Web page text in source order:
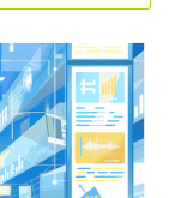
problemai